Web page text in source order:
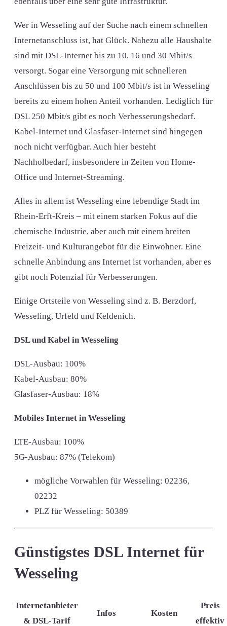
Wer in Wesseling auf der Suche nach einem schnellen
Internetanschluss ist, hat Glück. Nahezu alle Haushalte
sind mit DSL-Internet bis zu 10, 16 und 30 Mbit/s
versorgt. Sogar eine Versorgung mit schnelleren
Anschlüssen bis zu 50 und 100 Mbit/s ist in Wesseling
bereits zu einem hohen Anteil vorhanden. Lediglich für
DSL 250 Mbit/s gibt es noch Verbesserungsbedarf.
Kabel-Internet und Glasfaser-Internet sind hingegen
noch nicht verfügbar. Auch hier besteht
Nachholbedarf, insbesondere in Zeiten von Home-
Office und Internet-Streaming.
Alles in allem ist Wesseling eine lebendige Stadt im
Rhein-Erft-Kreis – mit einem starken Fokus auf die
chemische Industrie, aber auch mit einem breiten
Freizeit- und Kulturangebot für die Einwohner. Eine
schnelle Anbindung ans Internet ist vorhanden, aber es
gibt noch Potenzial für Verbesserungen.
Einige Ortsteile von Wesseling sind z. B. Berzdorf,
Wesseling, Urfeld und Keldenich.
DSL und Kabel in Wesseling
DSL-Ausbau: 100%
Kabel-Ausbau: 80%
Glasfaser-Ausbau: 18%
Mobiles Internet in Wesseling
LTE-Ausbau: 100%
5G-Ausbau: 87% (Telekom)
mögliche Vorwahlen für Wesseling: 02236,
02232
PLZ für Wesseling: 50389
Günstigstes DSL Internet für
Wesseling
Internetanbieter
& DSL-Tarif
Infos Kosten
Preis
effektiv